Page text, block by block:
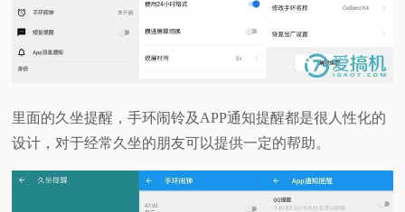
里面的久坐提醒，手环闹铃及APP通知提醒都是很人性化的
设计，对于经常久坐的朋友可以提供一定的帮助。